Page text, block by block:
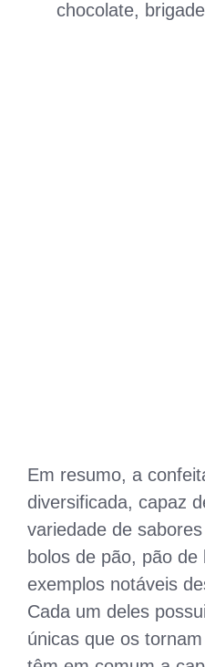
chocolate,
Em resumo, a
diversificada, capaz
variedade de
bolos de pão, pão
exemplos notáveis
Cada um deles
únicas que os